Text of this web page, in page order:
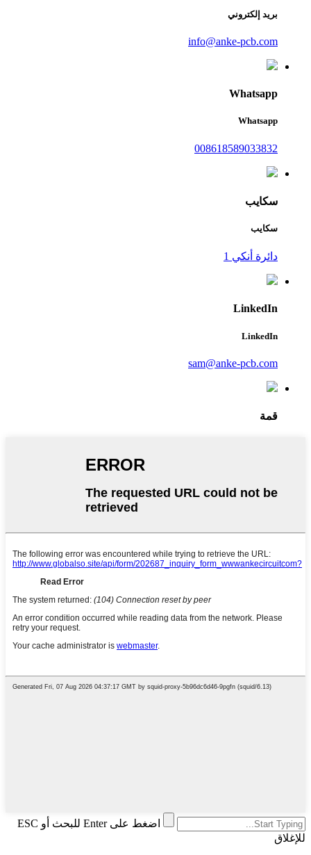
بريد إلكتروني
info@anke-pcb.com
Whatsapp
Whatsapp
008618589033832
سكايب
سكايب
دائرة أنكي 1
LinkedIn
LinkedIn
sam@anke-pcb.com
قمة
اضغط على Enter للبحث أو ESC
للإغلاق